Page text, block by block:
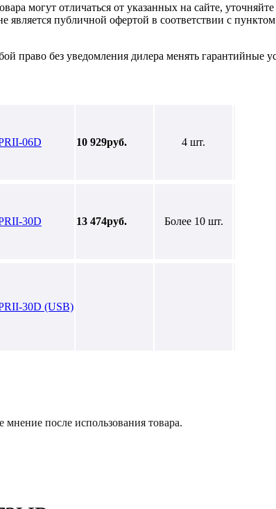
могут отличаться от указанных на сайте,
является публичной офертой в соответствии с
право без уведомления дилера менять
06D 10 929руб. 4 шт.
30D 13 474руб. Более 10 шт.
30D (USB)
мнение после использования товара.